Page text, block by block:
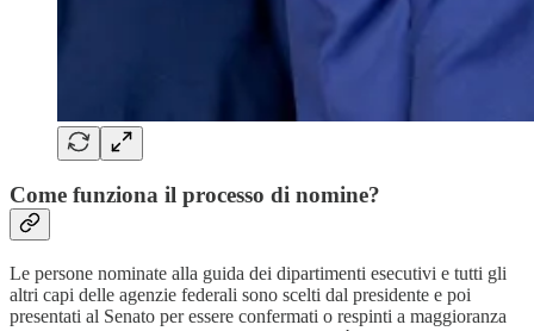
Come funziona il processo di nomine?
Le persone nominate alla guida dei dipartimenti esecutivi e tutti gli
altri capi delle agenzie federali sono scelti dal presidente e poi
presentati al Senato per essere confermati o respinti a maggioranza